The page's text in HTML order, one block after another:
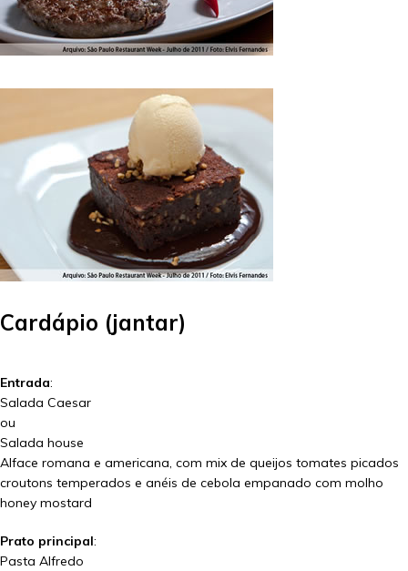
Cardápio (jantar)
Entrada:
Salada Caesar
ou
Salada house
Alface romana e americana, com mix de queijos tomates picados
croutons temperados e anéis de cebola empanado com molho
honey mostard
Prato principal:
Pasta Alfredo